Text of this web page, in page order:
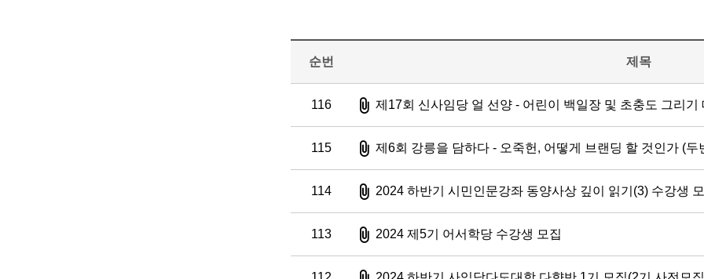
순번 제목
116 첨부파일
제17회 신사임당 얼 선양 - 어린이 백일장 및 초충도 그리기
115 첨부파일
제6회 강릉을 담하다 - 오죽헌, 어떻게 브랜딩 할 것인가 (두
114 첨부파일
2024 하반기 시민인문강좌 동양사상 깊이 읽기(3) 수강생
113 첨부파일
2024 제5기 어서학당 수강생 모집